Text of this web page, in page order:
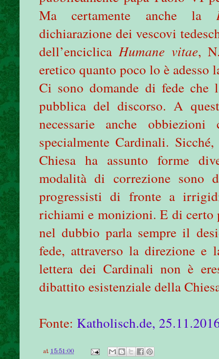
Ma certamente anche la
dichiarazione dei vescovi
dell’enciclica Humane vitae,
eretico quanto poco lo è adesso
Ci sono domande di fede che
pubblica del discorso. A
necessarie anche
specialmente Cardinali.
Chiesa ha assunto forme
modalità di correzione sono
progressisti di fronte a
richiami e monizioni. E di
nel dubbio parla sempre il
fede, attraverso la direzione e
lettera dei Cardinali non è
dibattito esistenziale della
Fonte: Katholisch.de,
at 15:51:00